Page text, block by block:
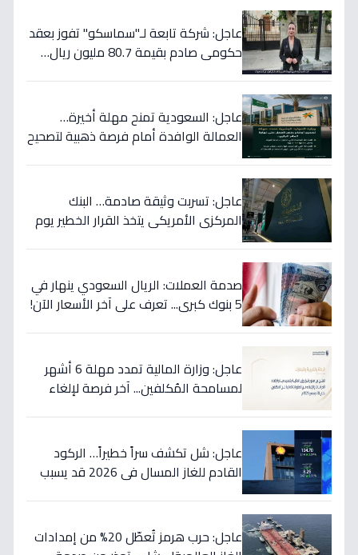
عاجل: شركة تابعة لـ"سماسكو" تفوز بعقد
حكومي صادم بقيمة 80.7 مليون ريال…
عاجل: السعودية تمنح مهلة أخيرة…
العمالة الوافدة أمام فرصة ذهبية لتصحيح
عاجل: تسربت وثيقة صادمة… البنك
المركزي الأمريكي يتخذ القرار الخطير يوم
صدمة العملات: الريال السعودي ينهار في
5 بنوك كبرى... تعرف على آخر الأسعار الآن!
عاجل: وزارة المالية تمدد مهلة 6 أشهر
لمسامحة المُكلفين... آخر فرصة لإلغاء
عاجل: شل تكشف سراً خطيراً… الركود
القادم للغاز المسال في 2026 قد يسبب
عاجل: حرب هرمز تُعطّل 20% من إمدادات